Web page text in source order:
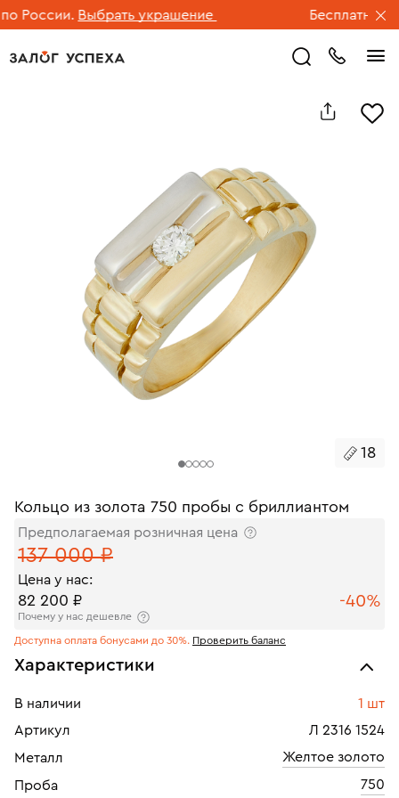
Выбрать украшение Бесплатная
18
Кольцо из золота 750 пробы с бриллиантом
Предполагаемая розничная цена
137 000 ₽
Цена у нас:
82 200 ₽ -40%
Почему у нас дешевле
Доступна оплата бонусами до 30%. Проверить баланс
Характеристики
В наличии
1 шт
Артикул
Л 2316 1524
Металл
Желтое золото
Проба
750